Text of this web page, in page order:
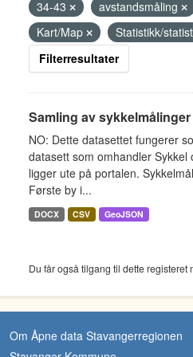
34-43
avstandsmåling
Kart/Map
Statistikk/
Filterresultater
Samling av
NO: Dette datasettet fungerer
datasett som omhandler Sykkel
ligger ute på portalen.
Første by i...
DOCX CSV GeoJSON
Du får også tilgang til dette registeret
Om Åpne data Stavangerregionen